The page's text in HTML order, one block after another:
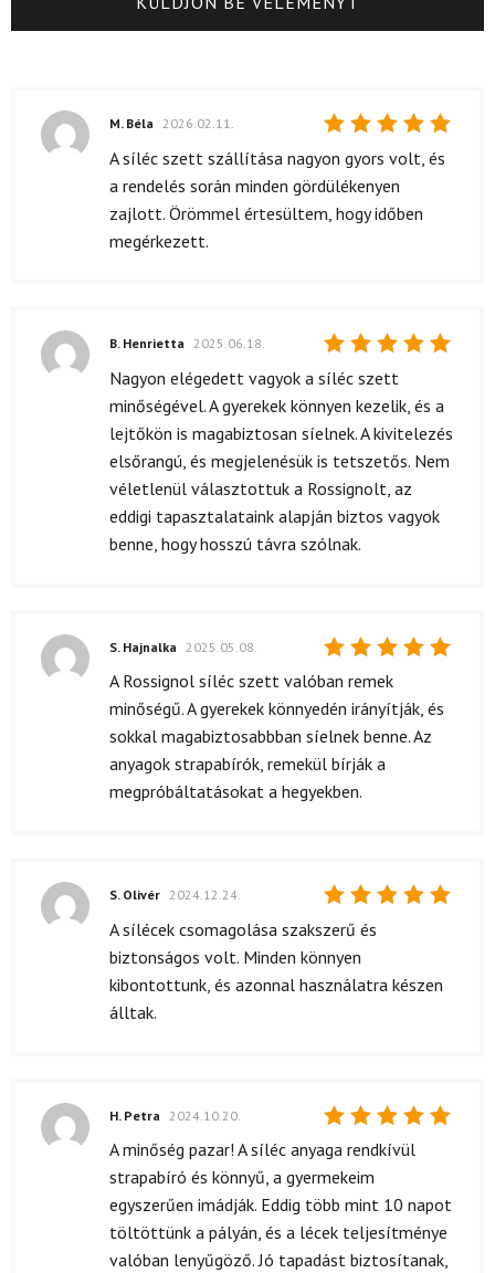
Értékelés:
/ 5
M. Béla 2026.02.11.
A síléc szett szállítása nagyon gyors volt, és
a rendelés során minden gördülékenyen
zajlott. Örömmel értesültem, hogy időben
megérkezett.
Értékelés:
B. Henrietta 2025.06.18.
Nagyon elégedett vagyok a síléc szett
minőségével. A gyerekek könnyen kezelik, és a
lejtőkön is magabiztosan síelnek. A kivitelezés
elsőrangú, és megjelenésük is tetszetős. Nem
véletlenül választottuk a Rossignolt, az
eddigi tapasztalataink alapján biztos vagyok
benne, hogy hosszú távra szólnak.
Értékelés:
S. Hajnalka 2025.05.08.
A Rossignol síléc szett valóban remek
minőségű. A gyerekek könnyedén irányítják, és
sokkal magabiztosabbban síelnek benne. Az
anyagok strapabírók, remekül bírják a
megpróbáltatásokat a hegyekben.
Értékelés:
/ 5
S. Olivér 2024.12.24.
A sílécek csomagolása szakszerű és
biztonságos volt. Minden könnyen
kibontottunk, és azonnal használatra készen
álltak.
Értékelés:
5
H. Petra 2024.10.20.
A minőség pazar! A síléc anyaga rendkívül
strapabíró és könnyű, a gyermekeim
egyszerűen imádják. Eddig több mint 10 napot
töltöttünk a pályán, és a lécek teljesítménye
valóban lenyűgöző. Jó tapadást biztosítanak,